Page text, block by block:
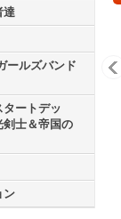
達
ールズバンド
ートデッ
士＆帝国の
ン